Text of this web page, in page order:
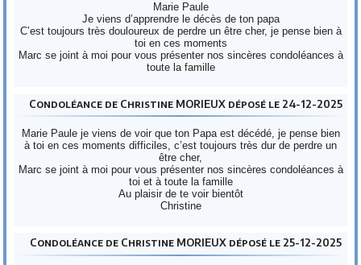
Marie Paule
Je viens d’apprendre le décès de ton papa
C’est toujours très douloureux de perdre un être cher, je pense bien à
toi en ces moments
Marc se joint à moi pour vous présenter nos sincères condoléances à
toute la famille
Condoléance de Christine MORIEUX déposé le 24-12-2025
Marie Paule je viens de voir que ton Papa est décédé, je pense bien
à toi en ces moments difficiles, c’est toujours très dur de perdre un
être cher,
Marc se joint à moi pour vous présenter nos sincères condoléances à
toi et à toute la famille
Au plaisir de te voir bientôt
Christine
Condoléance de Christine MORIEUX déposé le 25-12-2025